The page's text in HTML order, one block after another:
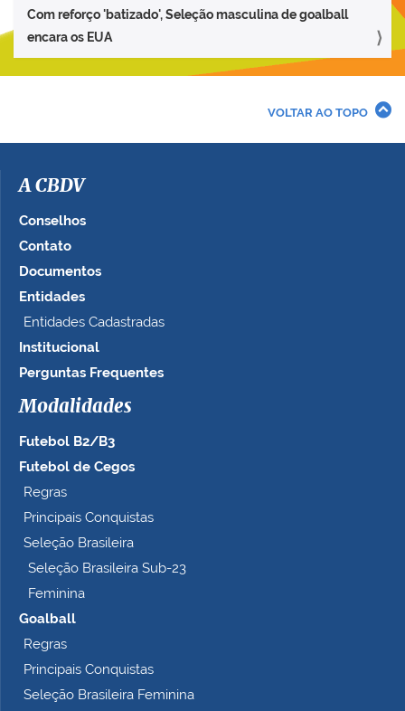
Com reforço 'batizado', Seleção masculina de goalball
encara os EUA
VOLTAR AO TOPO
A CBDV
Conselhos
Contato
Documentos
Entidades
Entidades Cadastradas
Institucional
Perguntas Frequentes
Modalidades
Futebol B2/B3
Futebol de Cegos
Regras
Principais Conquistas
Seleção Brasileira
Seleção Brasileira Sub-23
Feminina
Goalball
Regras
Principais Conquistas
Seleção Brasileira Feminina